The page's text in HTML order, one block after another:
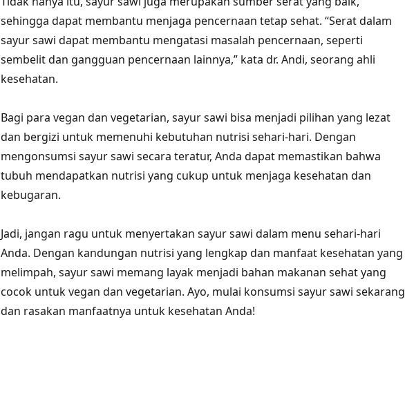
sehingga dapat membantu menjaga pencernaan tetap sehat. “Serat dalam
sayur sawi dapat membantu mengatasi masalah pencernaan, seperti
sembelit dan gangguan pencernaan lainnya,” kata dr. Andi, seorang ahli
kesehatan.
Bagi para vegan dan vegetarian, sayur sawi bisa menjadi pilihan yang lezat
dan bergizi untuk memenuhi kebutuhan nutrisi sehari-hari. Dengan
mengonsumsi sayur sawi secara teratur, Anda dapat memastikan bahwa
tubuh mendapatkan nutrisi yang cukup untuk menjaga kesehatan dan
kebugaran.
Jadi, jangan ragu untuk menyertakan sayur sawi dalam menu sehari-hari
Anda. Dengan kandungan nutrisi yang lengkap dan manfaat kesehatan yang
melimpah, sayur sawi memang layak menjadi bahan makanan sehat yang
cocok untuk vegan dan vegetarian. Ayo, mulai konsumsi sayur sawi sekarang
dan rasakan manfaatnya untuk kesehatan Anda!